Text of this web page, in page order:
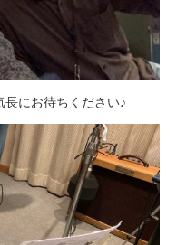
長にお待ちください♪